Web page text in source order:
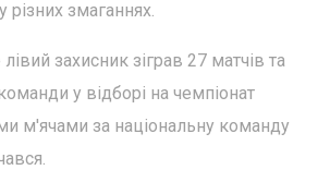
різних змаганнях.
захисник зіграв 27 матчів та
у відборі на чемпіонат
м'ячами за національну команду